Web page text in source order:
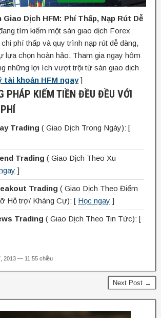
Giao Dịch HFM: Phí Thấp, Nạp Rút Dễ
tìm kiếm một sàn giao dịch Forex
phí thấp và quy trình nạp rút dễ dàng,
lựa chọn hoàn hảo. Tham gia ngay hôm
những lợi ích vượt trội từ sàn giao dịch
tài khoản HFM ngay]
PHÁP KIẾM TIỀN ĐỀU ĐỀU VỚI
Trading ( Giao Dịch Trong Ngày): [
Trading ( Giao Dịch Theo Xu
]
Trading ( Giao Dịch Theo Điểm
Hỗ trợ/ Kháng Cự): [ Học ngay ]
Trading ( Giao Dịch Theo Tin Tức): [
2013 — 11:55 chiều
Next Post →